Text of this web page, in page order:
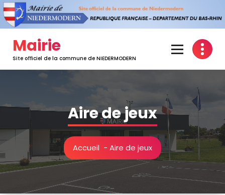
Mairie
Site officiel de la commune de NIEDERMODERN
Aire de jeux
Accueil - Aire de jeux